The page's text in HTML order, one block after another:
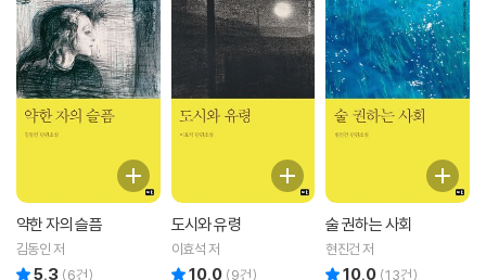
약한 자의 슬픔
김동인 저
5.3 (6건)
도시와 유령
이효석 저
10.0 (9건)
술 권하는 사회
현진건 저
10.0 (13건)